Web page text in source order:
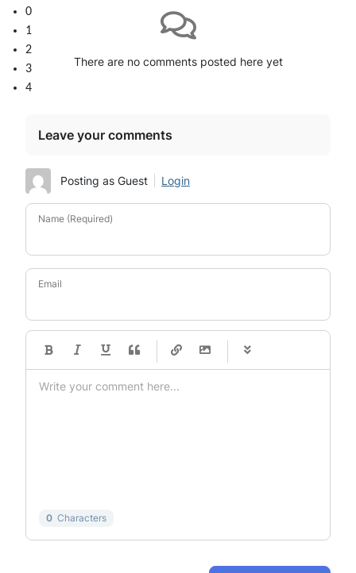
0
1
2
3
4
There are no comments posted here yet
Leave your comments
Posting as Guest Login
Name (Required)
Email
-
-
-
-
0 Characters